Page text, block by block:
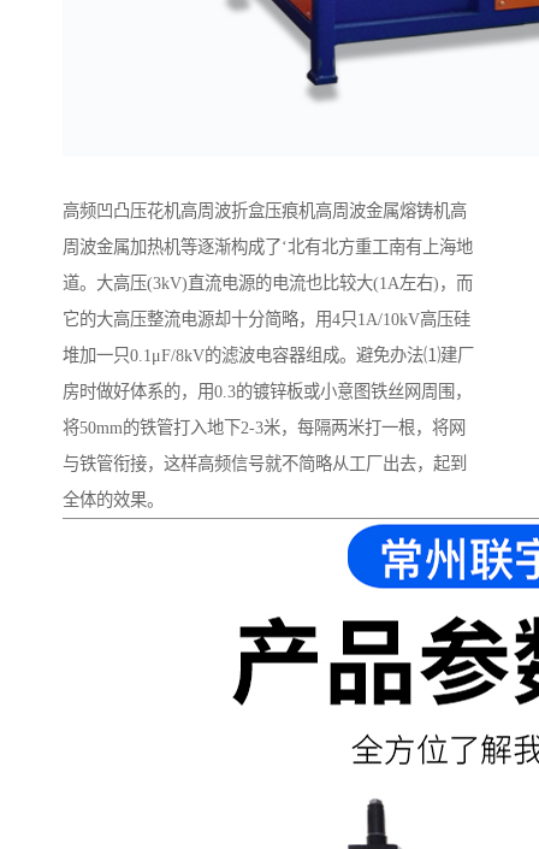
高频凹凸压花机高周波折盒压痕机高周波金属熔铸机高
周波金属加热机等逐渐构成了‘北有北方重工南有上海地
道。大高压(3kV)直流电源的电流也比较大(1A左右)，而
它的大高压整流电源却十分简略，用4只1A/10kV高压硅
堆加一只0.1μF/8kV的滤波电容器组成。避免办法⑴建厂
房时做好体系的，用0.3的镀锌板或小意图铁丝网周围，
将50mm的铁管打入地下2-3米，每隔两米打一根，将网
与铁管衔接，这样高频信号就不简略从工厂出去，起到
全体的效果。